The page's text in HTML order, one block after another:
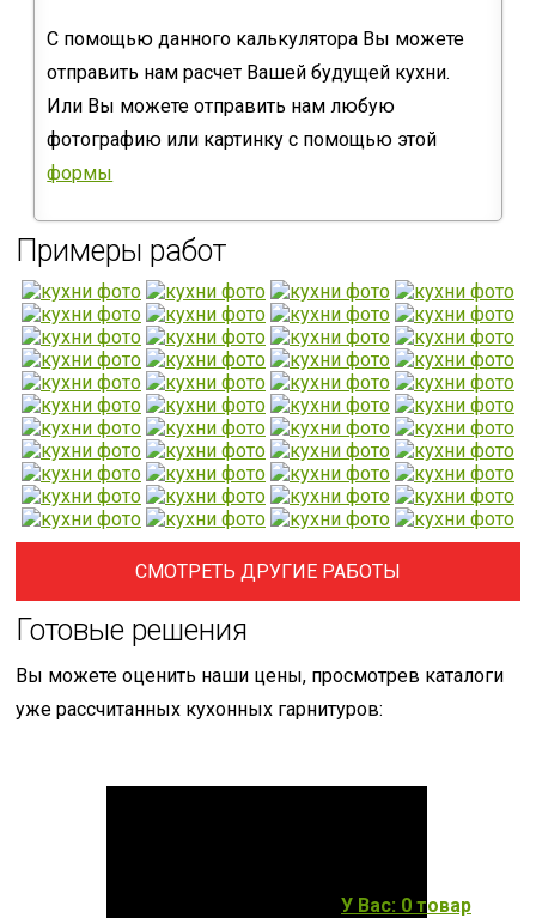
С помощью данного калькулятора Вы можете
отправить нам расчет Вашей будущей кухни.
Или Вы можете отправить нам любую
фотографию или картинку с помощью этой
формы
Примеры работ
СМОТРЕТЬ ДРУГИЕ РАБОТЫ
Готовые решения
Вы можете оценить наши цены, просмотрев каталоги
уже рассчитанных кухонных гарнитуров:
У Вас: 0 товар